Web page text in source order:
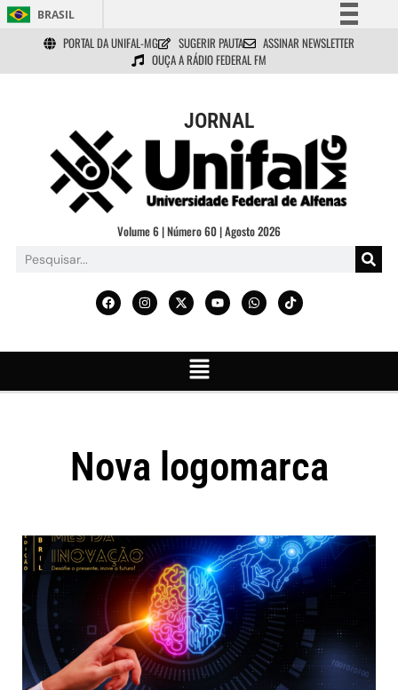
BRASIL
Simplifique!
Comunica BR
Acesso à informação
Legislação
Canais
PORTAL DA UNIFAL-MG SUGERIR PAUTA
ASSINAR NEWSLETTER
OUÇA A RÁDIO FEDERAL FM
JORNAL
Volume 6 | Número 60 | Agosto 2026
Nova logomarca